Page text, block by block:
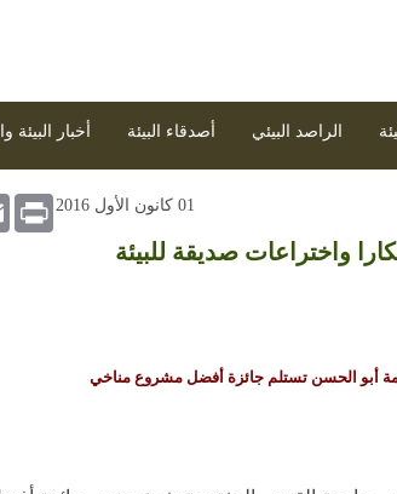
الراصد البيئي أصدقاء البيئة أخبار البيئة
Print 01 كانون الأول 2016
واختراعات صديقة للبيئة
أبو الحسن تستلم جائزة أفضل مشروع مناخي